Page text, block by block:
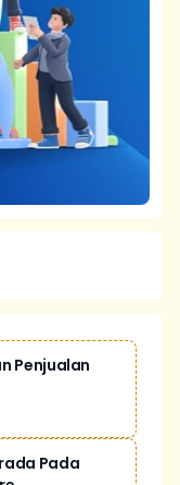
Penjualan
Pada